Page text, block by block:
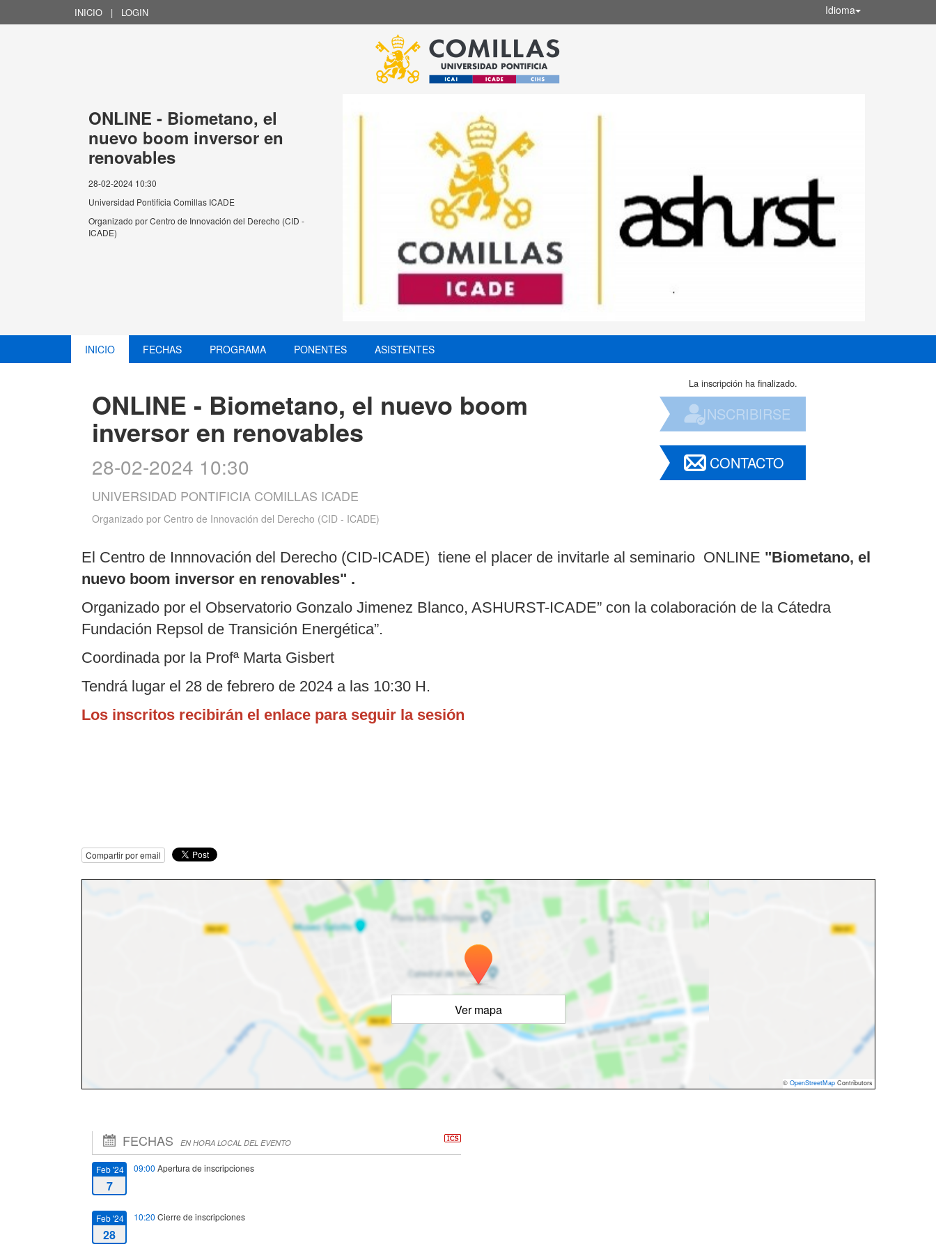
INICIO | LOGIN Idioma
ONLINE - Biometano, el
nuevo boom inversor en
renovables
28-02-2024 10:30
Universidad Pontificia Comillas ICADE
Organizado porCentro de Innovación del Derecho (CID -
ICADE)
INICIO FECHAS PROGRAMA PONENTES ASISTENTES
ONLINE - Biometano, el nuevo boom
inversor en renovables
28-02-2024 10:30
UNIVERSIDAD PONTIFICIA COMILLAS ICADE
Organizado por Centro de Innovación del Derecho (CID - ICADE)
La inscripción ha finalizado.
INSCRIBIRSE
CONTACTO
El Centro de Innnovación del Derecho (CID-ICADE) tiene el placer de invitarle al seminario ONLINE "Biometano, el
nuevo boom inversor en renovables" .
Organizado por el Observatorio Gonzalo Jimenez Blanco, ASHURST-ICADE” con la colaboración de la Cátedra
Fundación Repsol de Transición Energética”.
Coordinada por la Profª Marta Gisbert
Tendrá lugar el 28 de febrero de 2024 a las 10:30 H.
Los inscritos recibirán el enlace para seguir la sesión
Compartir por email
Ver mapa
© OpenStreetMap Contributors
FECHAS EN HORA LOCAL DEL EVENTO
Feb '24
7
09:00 Apertura de inscripciones
Feb '24
28
10:20 Cierre de inscripciones